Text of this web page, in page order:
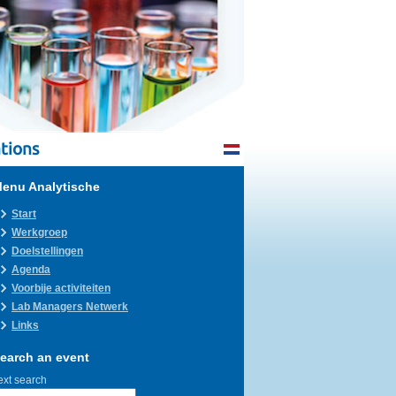
Analytische
Start
Werkgroep
Doelstellingen
Agenda
Voorbije activiteiten
Lab Managers Netwerk
Links
an event
search